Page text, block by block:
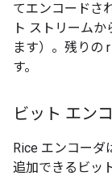
てエンコードさ
ト ストリーム
ます）。残りの
す。
ビット エン
Rice エンコーダ
追加できるビッ